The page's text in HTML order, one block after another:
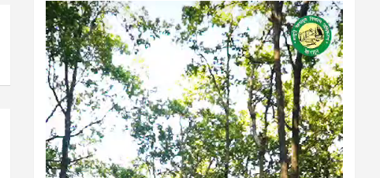
Video
Player